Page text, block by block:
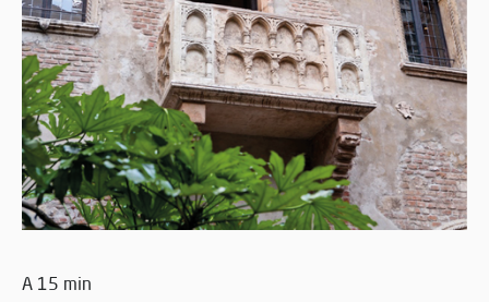
A 15 min